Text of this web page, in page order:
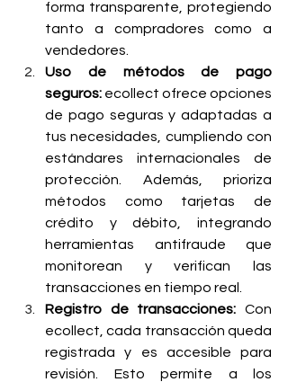
forma transparente, protegiendo
tanto a compradores como a
vendedores.
Uso de métodos de pago
seguros: ecollect ofrece opciones
de pago seguras y adaptadas a
tus necesidades, cumpliendo con
estándares internacionales de
protección. Además, prioriza
métodos como tarjetas de
crédito y débito, integrando
herramientas antifraude que
monitorean y verifican las
transacciones en tiempo real.
Registro de transacciones: Con
ecollect, cada transacción queda
registrada y es accesible para
revisión. Esto permite a los